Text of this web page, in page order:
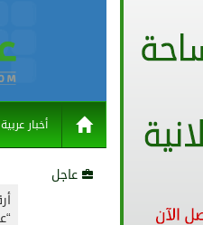
أخبار عربية
عاجل